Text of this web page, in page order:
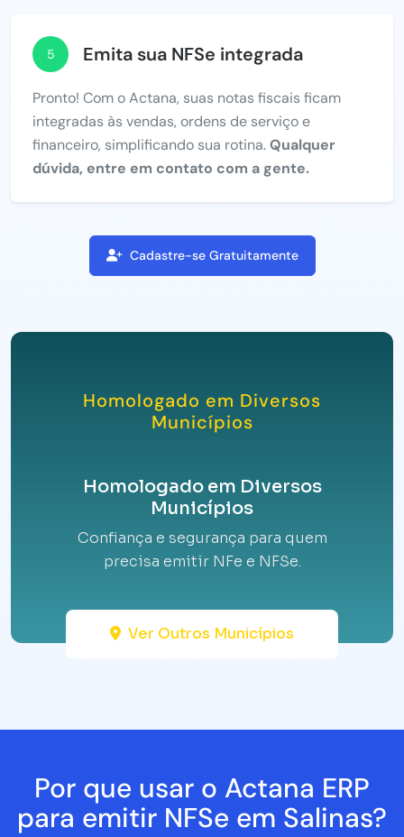
5 Emita sua NFSe integrada
Pronto! Com o Actana, suas notas fiscais ficam
integradas às vendas, ordens de serviço e
financeiro, simplificando sua rotina.Qualquer
dúvida, entre em contato com a gente.
Cadastre-se Gratuitamente
Homologado em Diversos
Municípios
Homologado em Diversos
Municípios
Confiança e segurança para quem
precisa emitir NFe e NFSe.
Ver Outros Municípios
Por que usar o Actana ERP
para emitir NFSe em Salinas?